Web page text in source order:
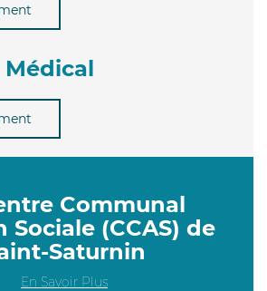
Communal
Sociale (CCAS) de
Saturnin
En Savoir Plus